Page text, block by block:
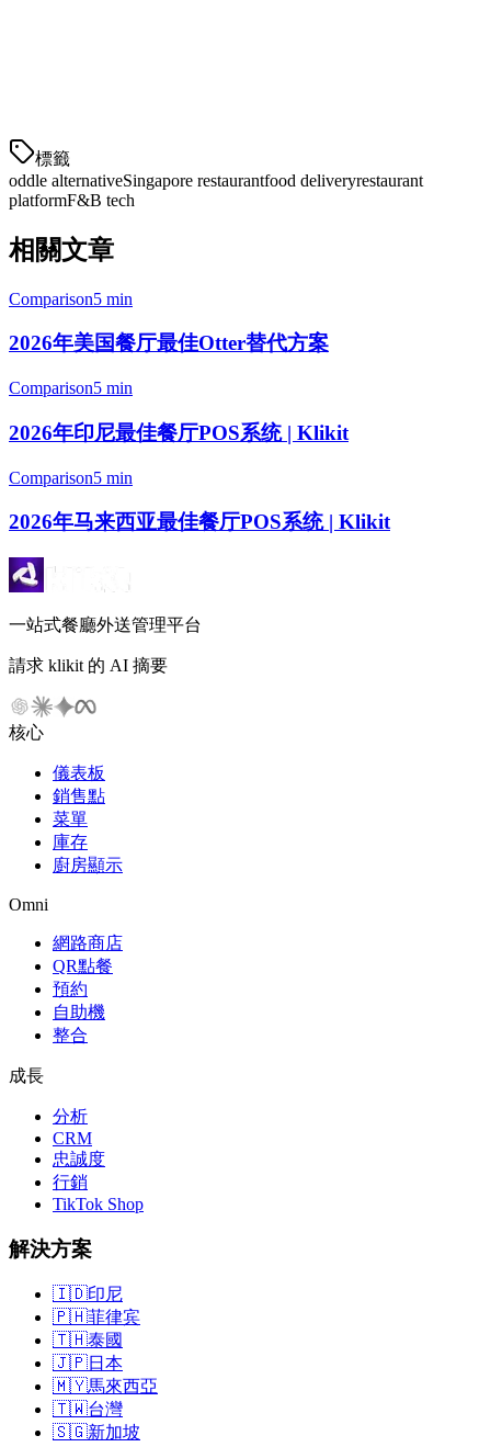
標籤
oddle alternativeSingapore restaurantfood deliveryrestaurant
platformF&B tech
相關文章
Comparison5 min
2026年美国餐厅最佳Otter替代方案
Comparison5 min
2026年印尼最佳餐厅POS系统 | Klikit
Comparison5 min
2026年马来西亚最佳餐厅POS系统 | Klikit
一站式餐廳外送管理平台
請求 klikit 的 AI 摘要
核心
儀表板
銷售點
菜單
庫存
廚房顯示
Omni
網路商店
QR點餐
預約
自助機
整合
成長
分析
CRM
忠誠度
行銷
TikTok Shop
解決方案
🇮🇩印尼
🇵🇭菲律宾
🇹🇭泰國
🇯🇵日本
🇲🇾馬來西亞
🇹🇼台灣
🇸🇬新加坡